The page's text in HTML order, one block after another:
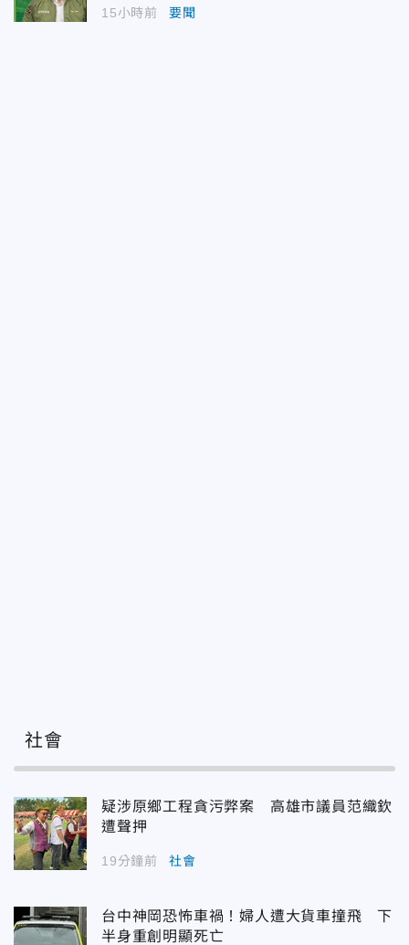
15小時前 要聞
社會
疑涉原鄉工程貪污弊案 高雄市議員范織欽
遭聲押
19分鐘前 社會
台中神岡恐怖車禍！婦人遭大貨車撞飛 下
半身重創明顯死亡